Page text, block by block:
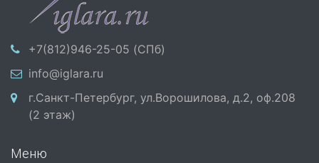
+7(812)946-25-05 (СПб)
info@iglara.ru
г.Санкт-Петербург, ул.Ворошилова, д.2, оф.208
(2 этаж)
Меню